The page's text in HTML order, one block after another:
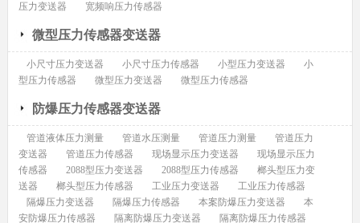
压力变送器
宽频响压力传感器
微型压力传感器变送器
小尺寸压力变送器 小尺寸压力传感器 小型压力变送器
小
型压力传感器
微型压力变送器 微型压力传感器
防爆压力传感器变送器
管道液体压力测量 管道水压测量 管道压力测量
管道压力
变送器
管道压力传感器 现场显示压力变送器
现场显示压力
传感器
2088型压力变送器 2088型压力传感器
榔头型压力变
送器
榔头型压力传感器 工业压力变送器
工业压力传感器
隔爆压力变送器
隔爆压力传感器 本案防爆压力变送器
本
安防爆压力传感器
隔离防爆压力变送器
隔离防爆压力传感器